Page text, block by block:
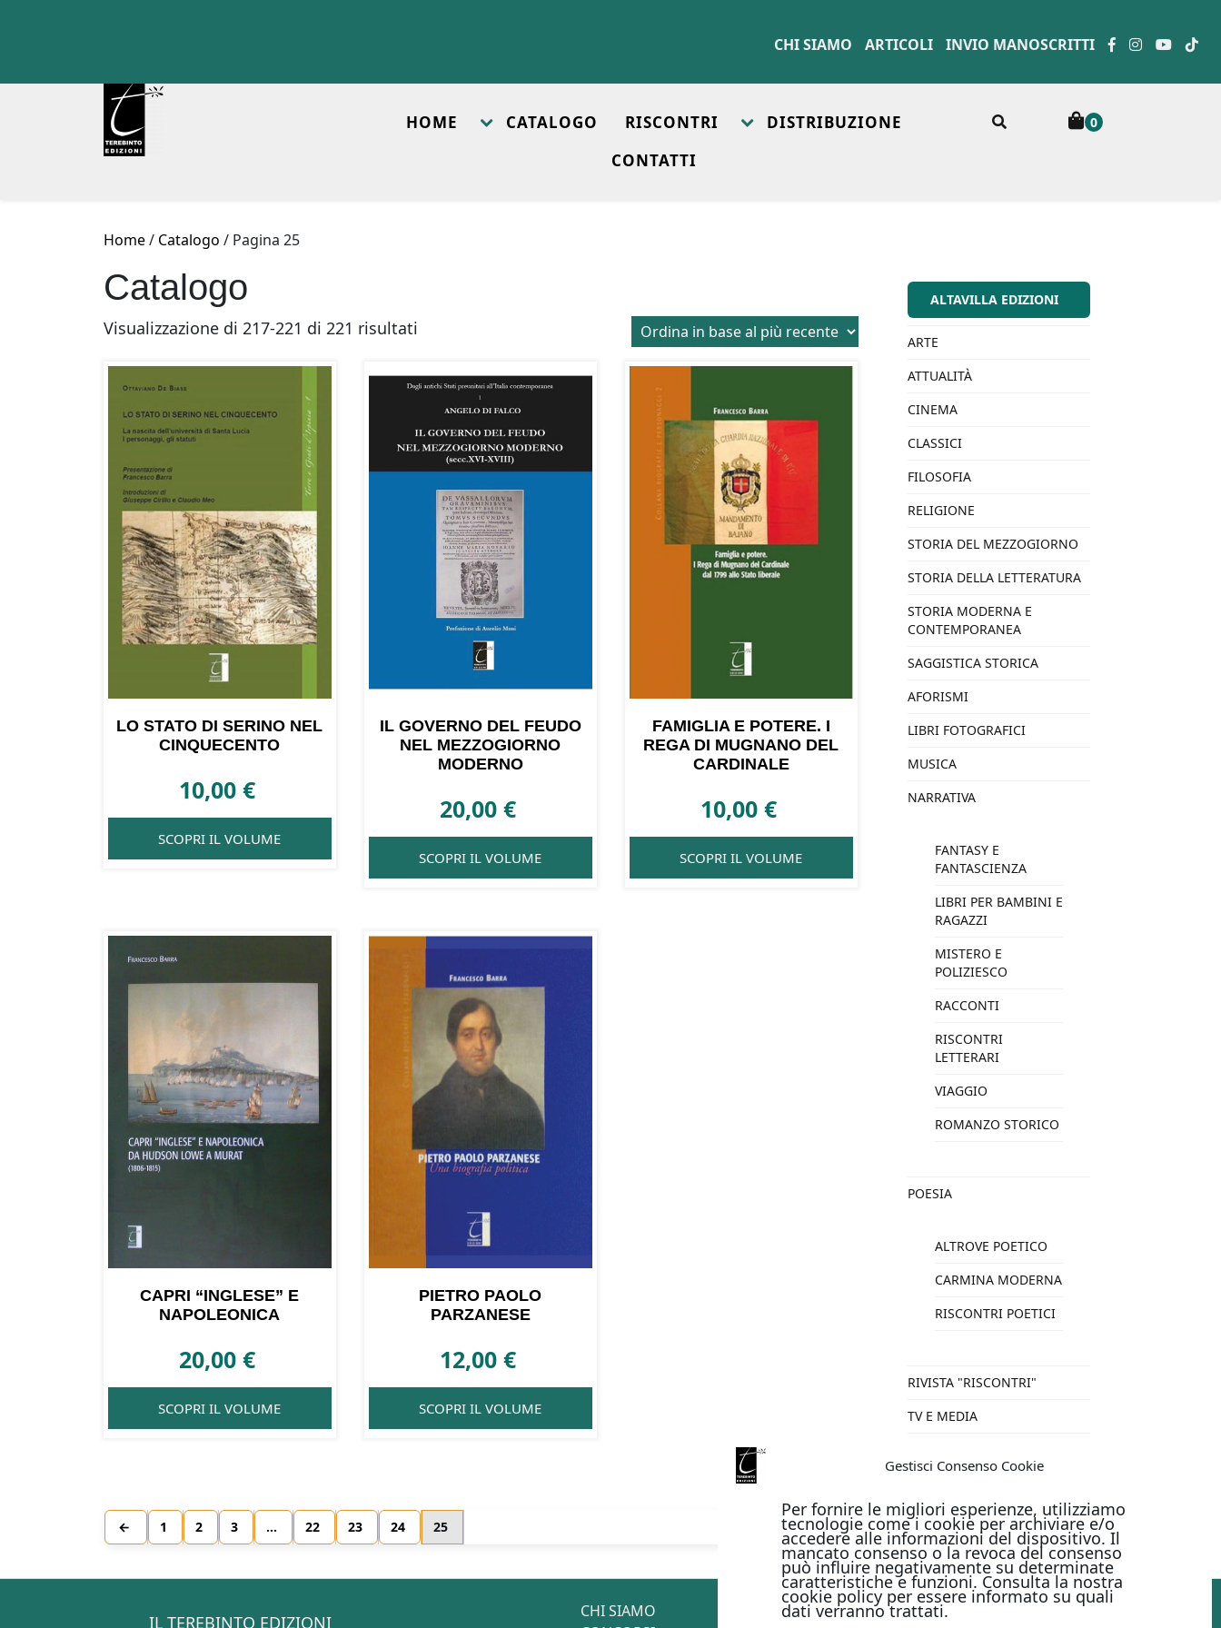
Gestisci Consenso Cookie
Per fornire le migliori esperienze, utilizziamo
tecnologie come i cookie per archiviare e/o
accedere alle informazioni del dispositivo. Il
mancato consenso o la revoca del consenso
può influire negativamente su determinate
caratteristiche e funzioni. Consulta la nostra
cookie policy per essere informato su quali
dati verranno trattati.
CHI SIAMO ARTICOLI INVIO MANOSCRITTI
HOME CATALOGO RISCONTRI
DISTRIBUZIONE
CONTATTI
0
Home/ Catalogo / Pagina 25
Catalogo
Visualizzazione di 217-221 di 221 risultati
base
più
recente
LO STATO DI SERINO NEL
CINQUECENTO
10,00€
SCOPRI IL VOLUME
IL GOVERNO DEL FEUDO
NEL MEZZOGIORNO
MODERNO
20,00€
SCOPRI IL VOLUME
FAMIGLIA E POTERE. I
REGA DI MUGNANO DEL
CARDINALE
10,00€
SCOPRI IL VOLUME
CAPRI “INGLESE” E
NAPOLEONICA
20,00€
SCOPRI IL VOLUME
PIETRO PAOLO
PARZANESE
12,00€
SCOPRI IL VOLUME
← 1 2 3 … 22 23 24 25
ALTAVILLA EDIZIONI
ARTE
ATTUALITÀ
CINEMA
CLASSICI
FILOSOFIA
RELIGIONE
STORIA DEL MEZZOGIORNO
STORIA DELLA LETTERATURA
STORIA MODERNA E
CONTEMPORANEA
SAGGISTICA STORICA
AFORISMI
LIBRI FOTOGRAFICI
MUSICA
NARRATIVA
FANTASY E
FANTASCIENZA
LIBRI PER BAMBINI E
RAGAZZI
MISTERO E
POLIZIESCO
RACCONTI
RISCONTRI
LETTERARI
VIAGGIO
ROMANZO STORICO
POESIA
ALTROVE POETICO
CARMINA MODERNA
RISCONTRI POETICI
RIVISTA "RISCONTRI"
TV E MEDIA
IL TEREBINTO EDIZIONI
CHI SIAMO
PAGAMENTI ONLINE CON